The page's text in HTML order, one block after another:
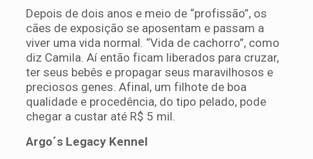
Depois de dois anos e meio de “profissão”, os
cães de exposição se aposentam e passam a
viver uma vida normal. “Vida de cachorro”, como
diz Camila. Aí então ficam liberados para cruzar,
ter seus bebês e propagar seus maravilhosos e
preciosos genes. Afinal, um filhote de boa
qualidade e procedência, do tipo pelado, pode
chegar a custar até R$ 5 mil.
Argo´s Legacy Kennel